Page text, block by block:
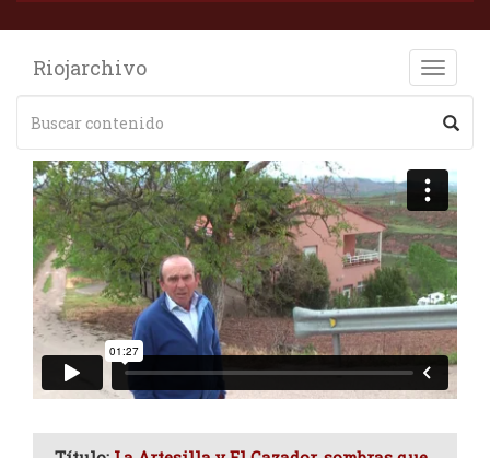
Toggle
Riojarchivo